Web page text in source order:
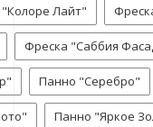
Лайт"
Фреска "Саббия
Панно "Серебро"
Панно "Яркое